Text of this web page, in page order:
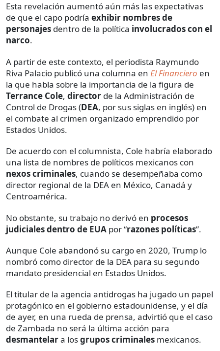
Esta revelación aumentó aún más las expectativas
de que el capo podría exhibir nombres de
personajes dentro de la política involucrados con el
narco.
A partir de este contexto, el periodista Raymundo
Riva Palacio publicó una columna en El Financiero en
la que habla sobre la importancia de la figura de
Terrance Cole, director de la Administración de
Control de Drogas (DEA, por sus siglas en inglés) en
el combate al crimen organizado emprendido por
Estados Unidos.
De acuerdo con el columnista, Cole habría elaborado
una lista de nombres de políticos mexicanos con
nexos criminales, cuando se desempeñaba como
director regional de la DEA en México, Canadá y
Centroamérica.
No obstante, su trabajo no derivó en procesos
judicialesdentro de EUA por “razones políticas”.
Aunque Cole abandonó su cargo en 2020, Trump lo
nombró como director de la DEA para su segundo
mandato presidencial en Estados Unidos.
El titular de la agencia antidrogas ha jugado un papel
protagónico en el gobierno estadounidense, y el día
de ayer, en una rueda de prensa, advirtió que el caso
de Zambada no será la última acción para
desmantelara losgrupos criminales mexicanos.